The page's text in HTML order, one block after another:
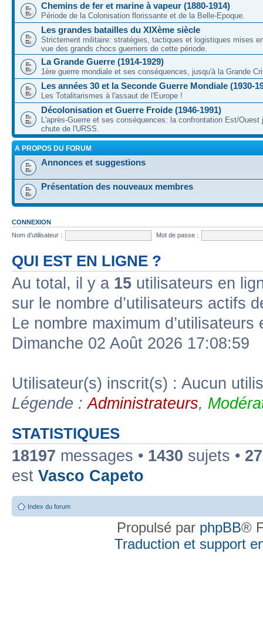
Chemins de fer et marine à vapeur (1880-1914)
Période de la Colonisation florissante et de la Belle-Epoque.
Les grandes batailles du XIXème siècle
Strictement militaire: stratégies, tactiques et logistiques mises
vue des grands chocs guerriers de cette période.
La Grande Guerre (1914-1929)
1ère guerre mondiale et ses conséquences, jusqu'à la Grande
Les années 30 et la Seconde Guerre Mondiale (1930-
Les Totalitarismes à l'assaut de l'Europe !
Décolonisation et Guerre Froide (1946-1991)
L'après-Guerre et ses conséquences: la confrontation Est/Ouest
chute de l'URSS.
A PROPOS DU FORUM
Annonces et suggestions
Présentation des nouveaux membres
CONNEXION
Nom d’utilisateur :
Mot de passe :
QUI EST EN LIGNE ?
Au total, il y a 15 utilisateurs en
sur le nombre d’utilisateurs actifs
Le nombre maximum
Dimanche 02 Août 2026 17:08:59
Utilisateur(s) inscrit(s) : Aucun
Légende :Administrateurs,
STATISTIQUES
18197 messages • 1430 sujets •
est Vasco Capeto
Index du forum
Propulsé par phpBB®
Traduction et support